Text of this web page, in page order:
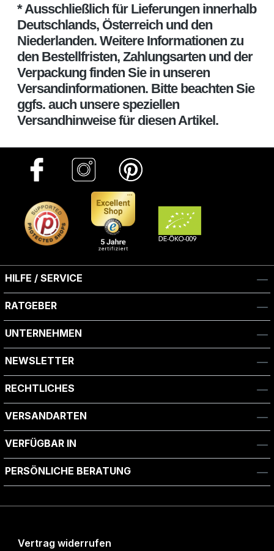
* Ausschließlich für Lieferungen innerhalb
Deutschlands, Österreich und den
Niederlanden. Weitere Informationen zu
den Bestellfristen, Zahlungsarten und der
Verpackung finden Sie in unseren
Versandinformationen. Bitte beachten Sie
ggfs. auch unsere speziellen
Versandhinweise für diesen Artikel.
HILFE / SERVICE
RATGEBER
UNTERNEHMEN
NEWSLETTER
RECHTLICHES
VERSANDARTEN
VERFÜGBAR IN
PERSÖNLICHE BERATUNG
Vertrag widerrufen